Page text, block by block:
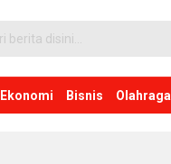
Ekonomi Bisnis Olahraga